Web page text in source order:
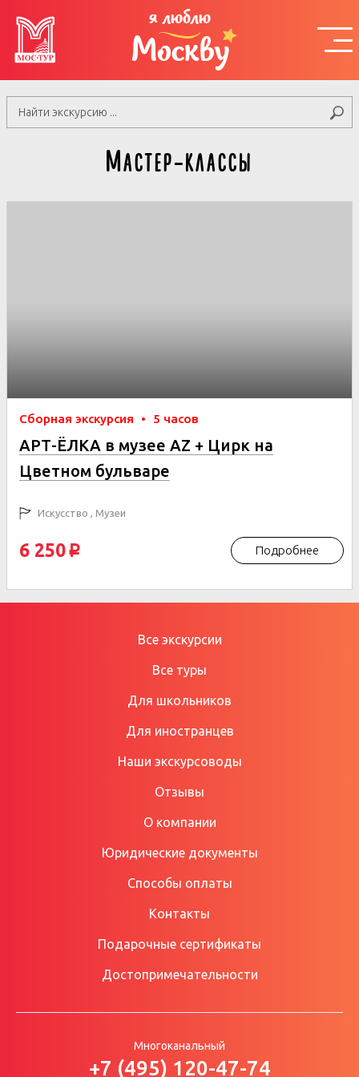
я люблю
Москву
Мастер-классы
Сборная экскурсия • 5 часов
АРТ-ЁЛКА в музее AZ + Цирк на
Цветном бульваре
Искусство , Музеи
6 250 p Подробнее
Все экскурсии
Все туры
Для школьников
Для иностранцев
Наши экскурсоводы
Отзывы
О компании
Юридические документы
Способы оплаты
Контакты
Подарочные сертификаты
Достопримечательности
Многоканальный
+7 (495) 120-47-74